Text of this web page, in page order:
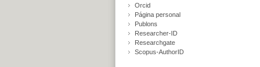
Orcid
Página personal
Publons
Researcher-ID
Researchgate
Scopus-AuthorID